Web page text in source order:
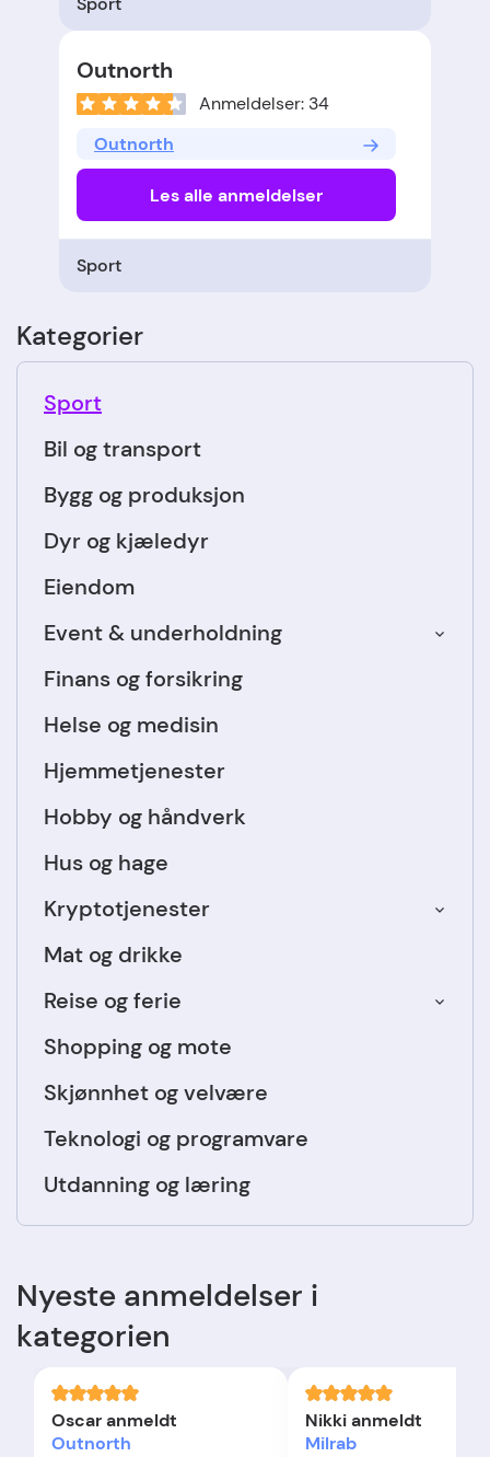
Outnorth
Anmeldelser: 34
Outnorth
Les alle anmeldelser
Sport
Kategorier
Bil og transport
Bygg og produksjon
Dyr og kjæledyr
Eiendom
Event & underholdning
Finans og forsikring
Helse og medisin
Hjemmetjenester
Hobby og håndverk
Hus og hage
Kryptotjenester
Mat og drikke
Reise og ferie
Shopping og mote
Skjønnhet og velvære
Sport
Teknologi og programvare
Utdanning og læring
Nyeste anmeldelser i
kategorien
Oscar anmeldt
Outnorth
Nikki anmeldt
Milrab